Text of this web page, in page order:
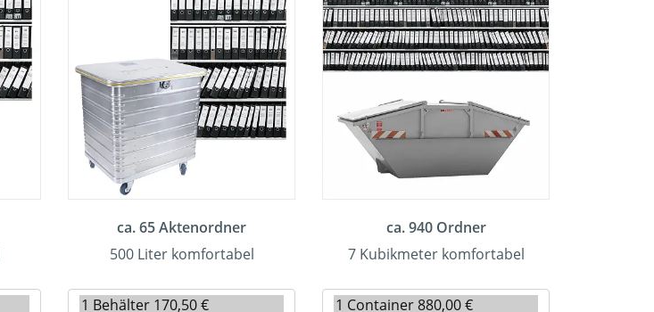
ca. 65 Aktenordner
500 Liter komfortabel
ca. 940 Ordner
7 Kubikmeter komfortabel